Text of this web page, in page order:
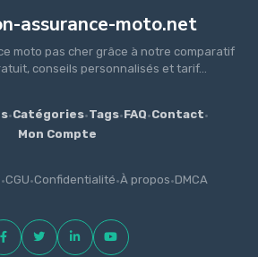
assurance-moto.net
moto pas cher grâce à notre comparatif
conseils personnalisés et tarif...
·Catégories·Tags·FAQ·Contact·
Mon Compte
·CGU·Confidentialité·À propos·DMCA